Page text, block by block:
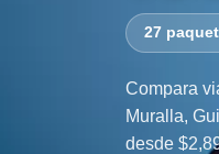
27
Compara
Muralla,
desde